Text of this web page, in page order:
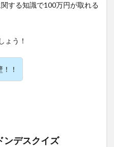
する知識で100万円が取れる
ょう！
！
ンデスクイズ